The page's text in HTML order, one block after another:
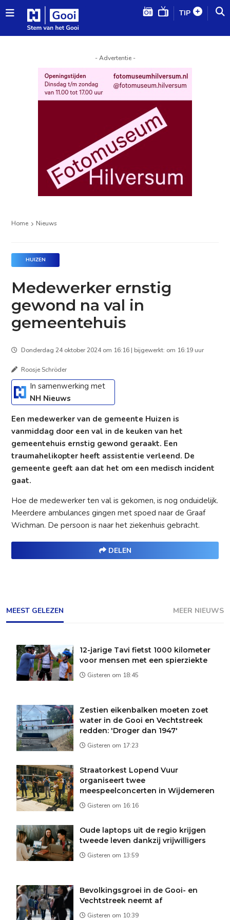
TIP
- Advertentie -
Home Nieuws
HUIZEN
Medewerker ernstig
gewond na val in
gemeentehuis
Donderdag 24 oktober 2024 om 16:16 | bijgewerkt: om 16:19 uur
Roosje Schröder
In samenwerking met
NH Nieuws
Een medewerker van de gemeente Huizen is
vanmiddag door een val in de keuken van het
gemeentehuis ernstig gewond geraakt. Een
traumahelikopter heeft assistentie verleend. De
gemeente geeft aan dat het om een medisch incident
gaat.
Hoe de medewerker ten val is gekomen, is nog onduidelijk.
Meerdere ambulances gingen met spoed naar de Graaf
Wichman. De persoon is naar het ziekenhuis gebracht.
DELEN
MEEST GELEZEN MEER NIEUWS
12-jarige Tavi fietst 1000 kilometer
voor mensen met een spierziekte
Gisteren om 18:45
Zestien eikenbalken moeten zoet
water in de Gooi en Vechtstreek
redden: 'Droger dan 1947'
Gisteren om 17:23
Straatorkest Lopend Vuur
organiseert twee
meespeelconcerten in Wijdemeren
Gisteren om 16:16
Oude laptops uit de regio krijgen
tweede leven dankzij vrijwilligers
Gisteren om 13:59
Bevolkingsgroei in de Gooi- en
Vechtstreek neemt af
Gisteren om 10:39